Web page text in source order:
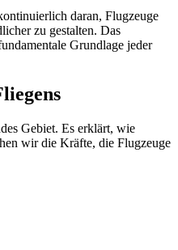
daran, Flugzeuge
zu gestalten. Das
Grundlage jeder
Gebiet. Es erklärt, wie
wir die Kräfte, die Flugzeuge